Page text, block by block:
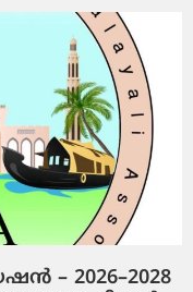
– 2026–2028